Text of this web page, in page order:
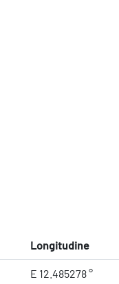
Longitudine
E 12.485278 °